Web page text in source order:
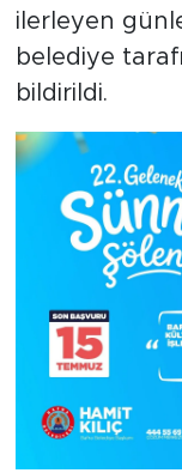
ilerleyen
belediye
bildirildi.